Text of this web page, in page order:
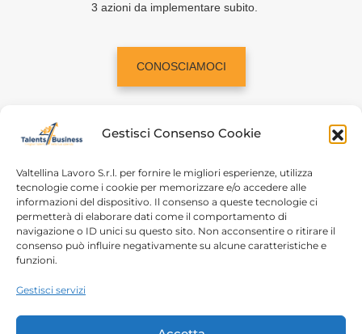
Gestisci Consenso Cookie
Valtellina Lavoro S.r.l. per fornire le migliori esperienze, utilizza
tecnologie come i cookie per memorizzare e/o accedere alle
informazioni del dispositivo. Il consenso a queste tecnologie ci
permetterà di elaborare dati come il comportamento di
navigazione o ID unici su questo sito. Non acconsentire o ritirare il
consenso può influire negativamente su alcune caratteristiche e
funzioni.
Gestisci servizi
3 azioni da implementare subito.
CONOSCIAMOCI
Home
Login
Chi siamo
Conosciamoci
Contatti